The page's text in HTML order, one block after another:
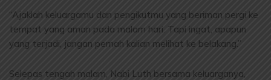
“Ajaklah keluargamu dan pengikutmu yang beriman pergi ke
tempat yang aman pada malam hari. Tapi ingat, apapun
yang terjadi, jangan pernah kalian melihat ke belakang.”
Selepas tengah malam, Nabi Luth bersama keluarganya,